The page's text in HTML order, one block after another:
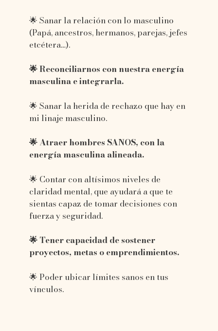
🌟 Sanar la relación con lo masculino
(Papá, ancestros, hermanos, parejas, jefes
etcétera…).
🌟 Reconciliarnos con nuestra energía
masculina e integrarla.
🌟 Sanar la herida de rechazo que hay en
mi linaje masculino.
🌟 Atraer hombres SANOS, con la
energía masculina alineada.
🌟 Contar con altísimos niveles de
claridad mental, que ayudará a que te
sientas capaz de tomar decisiones con
fuerza y seguridad.
🌟 Tener capacidad de sostener
proyectos, metas o emprendimientos.
🌟 Poder ubicar límites sanos en tus
vínculos.